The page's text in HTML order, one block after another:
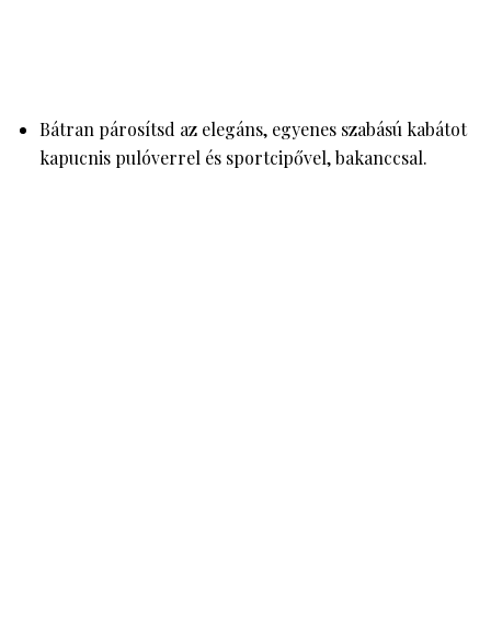
Bátran párosítsd az elegáns, egyenes szabású kabátot
kapucnis pulóverrel és sportcipővel, bakanccsal.